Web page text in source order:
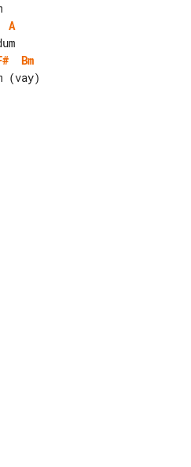
A
Bm
(vay)